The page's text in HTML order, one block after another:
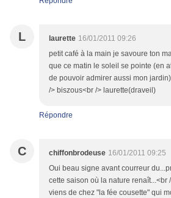
L laurette 16/01/2011 09:26
petit café à la main je savoure ton
que ce matin le soleil se pointe (en
de pouvoir admirer aussi mon
/> biszous<br /> laurette(draveil)
Répondre
C chiffonbrodeuse 16/01/2011 09:25
Oui beau signe avant courreur
cette saison où la nature renaît...<br
viens de chez "la fée cousette" qui